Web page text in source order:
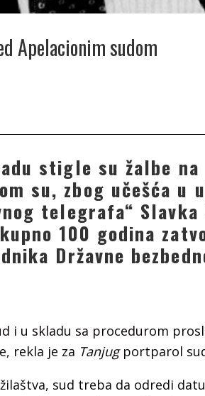
Apelacionim sudom
stigle su žalbe na
su, zbog učešća u
telegrafa“ Slavka
100 godina
Državne
i u skladu sa procedurom
rekla je za Tanjugportparol
sud treba da odredi